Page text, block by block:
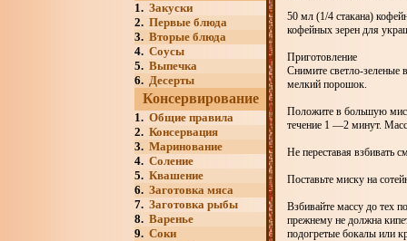
1. Закуски
2. Первые блюда
3. Вторые блюда
4. Соусы
5. Выпечка
6. Десерты
Консервирование
1. Общие правила
2. Консервация
3. Маринование
4. Соление
5. Квашение
6. Заготовка мяса
7. Заготовка рыбы
8. Варенье
9. Соки
50 мл (1/4 стакана)
кофейных зерен для
Приготовление
Снимите светло-зеленые
мелкий порошок.
Положите в большую
течение 1 —2 минут.
Не переставая взбивать
Поставьте миску на
Взбивайте массу до тех
прежнему не должна
подогретые бокалы или